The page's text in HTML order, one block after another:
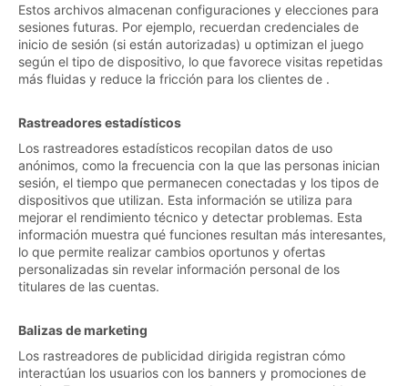
Estos archivos almacenan configuraciones y elecciones para
sesiones futuras. Por ejemplo, recuerdan credenciales de
inicio de sesión (si están autorizadas) u optimizan el juego
según el tipo de dispositivo, lo que favorece visitas repetidas
más fluidas y reduce la fricción para los clientes de .
Rastreadores estadísticos
Los rastreadores estadísticos recopilan datos de uso
anónimos, como la frecuencia con la que las personas inician
sesión, el tiempo que permanecen conectadas y los tipos de
dispositivos que utilizan. Esta información se utiliza para
mejorar el rendimiento técnico y detectar problemas. Esta
información muestra qué funciones resultan más interesantes,
lo que permite realizar cambios oportunos y ofertas
personalizadas sin revelar información personal de los
titulares de las cuentas.
Balizas de marketing
Los rastreadores de publicidad dirigida registran cómo
interactúan los usuarios con los banners y promociones de